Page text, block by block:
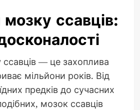
ссавців:
— це захоплива
мільйони років. Від
предків до сучасних
мозок ссавців